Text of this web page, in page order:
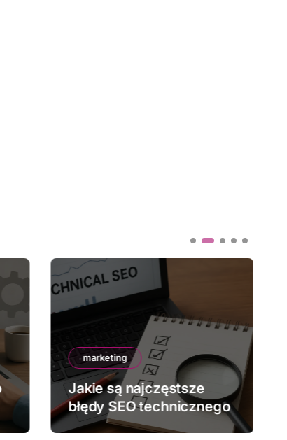
marketing
Jakie są najczęstsze
błędy SEO technicznego